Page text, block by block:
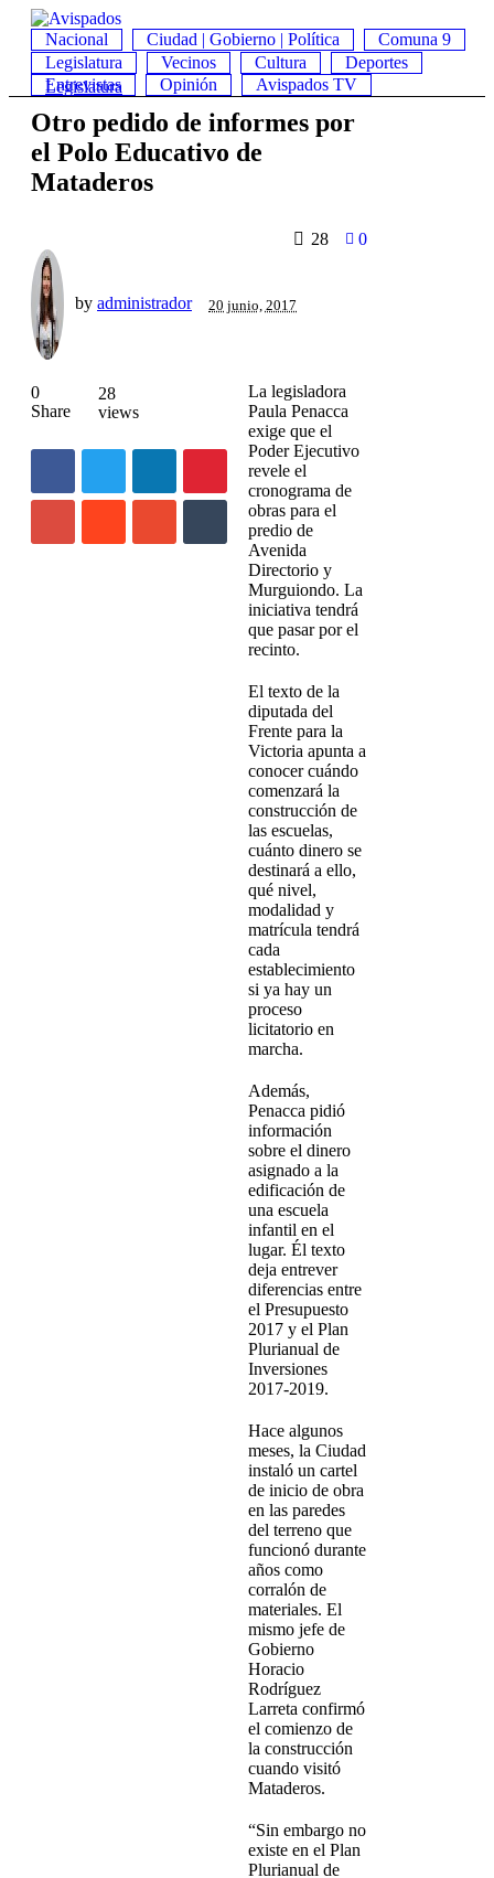
Nacional Ciudad | Gobierno | Política
Comuna 9
Legislatura
Vecinos Cultura
Deportes
Entrevistas
Opinión Avispados TV
Legislatura
Otro pedido de informes por
el Polo Educativo de
Mataderos
28 0
by administrador 20 junio, 2017
0
Share
28
views
La legisladora
Paula Penacca
exige que el
Poder Ejecutivo
revele el
cronograma de
obras para el
predio de
Avenida
Directorio y
Murguiondo. La
iniciativa tendrá
que pasar por el
recinto.
El texto de la
diputada del
Frente para la
Victoria apunta a
conocer cuándo
comenzará la
construcción de
las escuelas,
cuánto dinero se
destinará a ello,
qué nivel,
modalidad y
matrícula tendrá
cada
establecimiento
si ya hay un
proceso
licitatorio en
marcha.
Además,
Penacca pidió
información
sobre el dinero
asignado a la
edificación de
una escuela
infantil en el
lugar. Él texto
deja entrever
diferencias entre
el Presupuesto
2017 y el Plan
Plurianual de
Inversiones
2017-2019.
Hace algunos
meses, la Ciudad
instaló un cartel
de inicio de obra
en las paredes
del terreno que
funcionó durante
años como
corralón de
materiales. El
mismo jefe de
Gobierno
Horacio
Rodríguez
Larreta confirmó
el comienzo de
la construcción
cuando visitó
Mataderos.
“Sin embargo no
existe en el Plan
Plurianual de